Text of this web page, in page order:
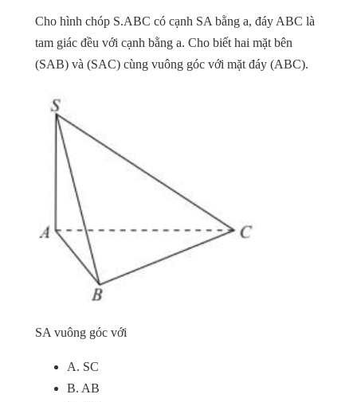
Cho hình chóp S.ABC có cạnh SA bằng a, đáy ABC là
tam giác đều với cạnh bằng a. Cho biết hai mặt bên
(SAB) và (SAC) cùng vuông góc với mặt đáy (ABC).
SA vuông góc với
A. SC
B. AB